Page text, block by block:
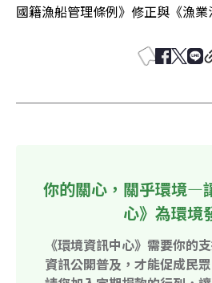
國籍漁船管理條例》修正與《漁業
你的關心，關乎環境—
心》為環境
《環境資訊中心》需要你的
資訊公開普及，才能促成民